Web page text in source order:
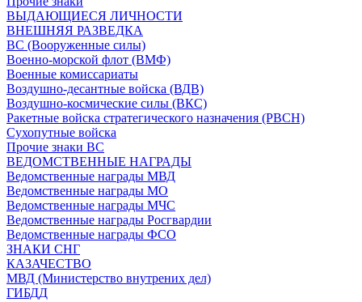
ВЫДАЮЩИЕСЯ ЛИЧНОСТИ
ВНЕШНЯЯ РАЗВЕДКА
ВС (Вооруженные силы)
Военно-морской флот (ВМФ)
Военные комиссариаты
Воздушно-десантные войска (ВДВ)
Воздушно-космические силы (ВКС)
Ракетные войска стратегического назначения (РВСН)
Сухопутные войска
Прочие знаки ВС
ВЕДОМСТВЕННЫЕ НАГРАДЫ
Ведомственные награды МВД
Ведомственные награды МО
Ведомственные награды МЧС
Ведомственные награды Росгвардии
Ведомственные награды ФСО
ЗНАКИ СНГ
КАЗАЧЕСТВО
МВД (Министерство внутрених дел)
ГИБДД